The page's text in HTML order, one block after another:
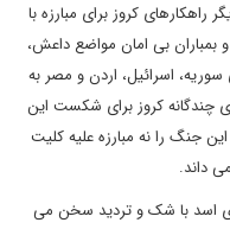
راهکارهای کروز برای مبارزه با
بمباران بی امان مواضع داعش،
اسرائیل، اردن و مصر به
چندگانه کروز برای شکست این
جنگ را نه مبارزه علیه کلیت
داند.
اسد با شک و تردید سخن می